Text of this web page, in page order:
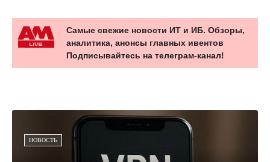
Самые свежие новости ИТ и ИБ. Обзоры,
аналитика, анонсы главных ивентов
Подписывайтесь на телеграм-канал!
НОВОСТЬ